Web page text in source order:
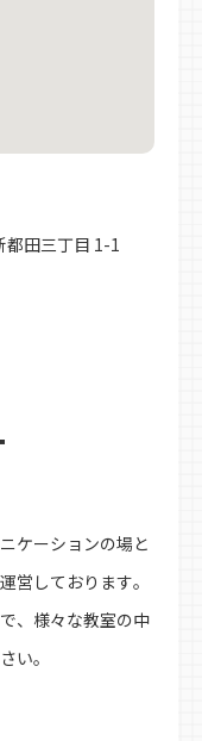
都田三丁目 1-1
ケーションの場と
営しております。
、様々な教室の中
い。